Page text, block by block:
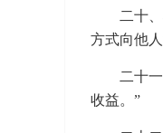
二十
方式向他
二十
收益。”